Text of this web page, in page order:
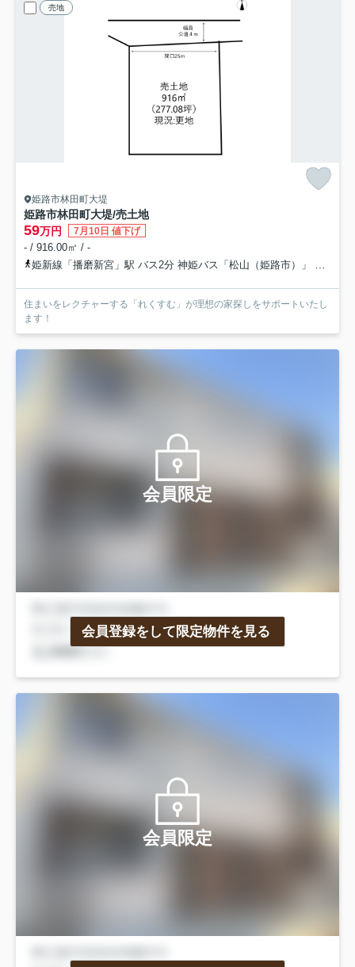
売地
姫路市林田町大堤
姫路市林田町大堤/売土地
59万円 7月10日 値下げ
- / 916.00㎡ / -
姫新線「播磨新宮」駅 バス2分 神姫バス「松山（姫路市）」 停歩89分
住まいをレクチャーする「れくすむ」が理想の家探しをサポートいたし
ます！
会員限定
会員登録をして限定物件を見る
会員限定